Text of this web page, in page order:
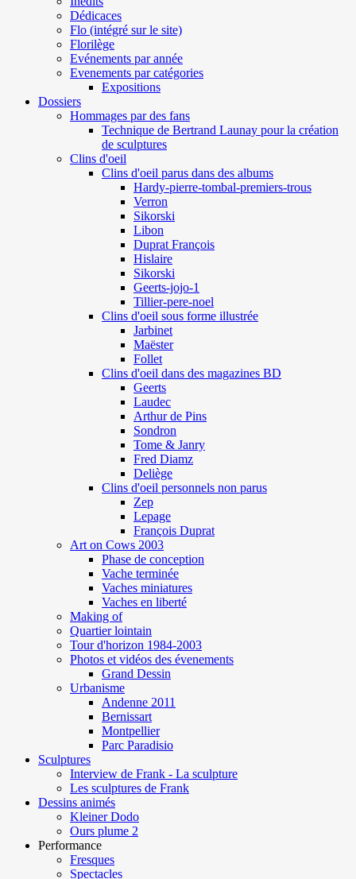
Dédicaces
Flo (intégré sur le site)
Florilège
Evénements par année
Evenements par catégories
Expositions
Dossiers
Hommages par des fans
Technique de Bertrand Launay pour la création
de sculptures
Clins d'oeil
Clins d'oeil parus dans des albums
Hardy-pierre-tombal-premiers-trous
Verron
Sikorski
Libon
Duprat François
Hislaire
Sikorski
Geerts-jojo-1
Tillier-pere-noel
Clins d'oeil sous forme illustrée
Jarbinet
Maëster
Follet
Clins d'oeil dans des magazines BD
Geerts
Laudec
Arthur de Pins
Sondron
Tome & Janry
Fred Diamz
Deliège
Clins d'oeil personnels non parus
Zep
Lepage
François Duprat
Art on Cows 2003
Phase de conception
Vache terminée
Vaches miniatures
Vaches en liberté
Making of
Quartier lointain
Tour d'horizon 1984-2003
Photos et vidéos des évenements
Grand Dessin
Urbanisme
Andenne 2011
Bernissart
Montpellier
Parc Paradisio
Sculptures
Interview de Frank - La sculpture
Les sculptures de Frank
Dessins animés
Kleiner Dodo
Ours plume 2
Performance
Fresques
Spectacles